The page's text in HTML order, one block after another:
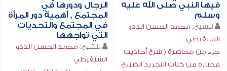
فيها النبي صلى الله عليه
وسلم
للشيخ: محمد الحسن الددو
الشنقيطي
جزء من محاضرة ( شرح أحاديث
مختارة من كتاب التجريد الصريح
الرجال ودورها في
المجتمع , أهمية دور المرأة
في المجتمع والتحديات
التي تواجهها
للشيخ: محمد الحسن الددو
الشنقيطي